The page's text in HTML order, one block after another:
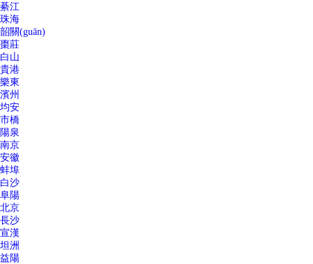
綦江
珠海
韶關(guān)
棗莊
白山
貴港
樂東
濱州
均安
市橋
陽泉
南京
安徽
蚌埠
白沙
阜陽
北京
長沙
宣漢
坦洲
益陽